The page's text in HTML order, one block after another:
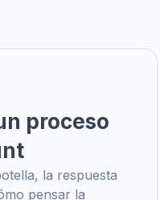
proceso
la respuesta
pensar la